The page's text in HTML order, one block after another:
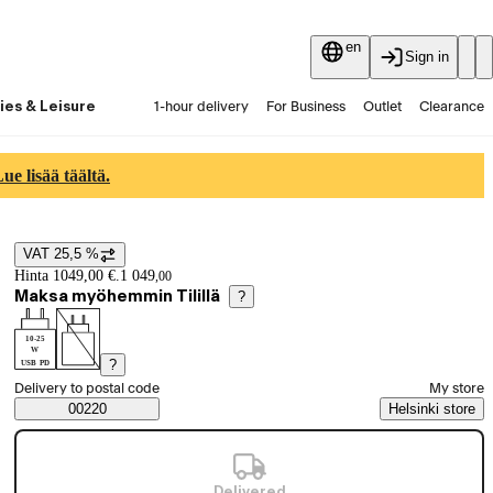
en
Sign in
& Leisure 1-hour delivery For Business Outlet Clearance
lisää täältä.
Price details
VAT 25,5 %
Hinta 1049,00 €. 1 049,00
Maksa myöhemmin Tilillä ?
10-25
W
USB PD ?
Saatavuustiedot
Select order method
Delivery to postal code
00220
My store
Helsinki store